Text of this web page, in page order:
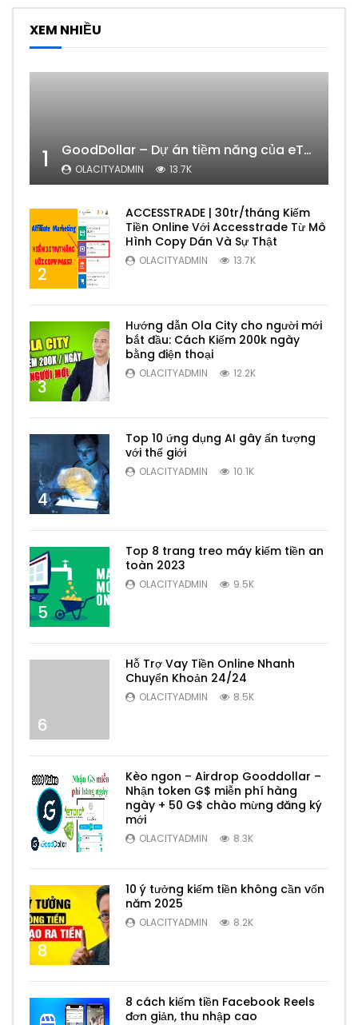
XEM NHIỀU
1 GoodDollar – Dự án tiềm năng của eToro có phải lừa đảo hay không?
OLACITYADMIN 13.7K
2
ACCESSTRADE | 30tr/tháng Kiếm
Tiền Online Với Accesstrade Từ Mô
Hình Copy Dán Và Sự Thật
OLACITYADMIN 13.7K
3
Hướng dẫn Ola City cho người mới
bắt đầu: Cách Kiếm 200k ngày
bằng điện thoại
OLACITYADMIN 12.2K
4
Top 10 ứng dụng AI gây ấn tượng
với thế giới
OLACITYADMIN 10.1K
5
Top 8 trang treo máy kiếm tiền an
toàn 2023
OLACITYADMIN 9.5K
6
Hỗ Trợ Vay Tiền Online Nhanh
Chuyển Khoản 24/24
OLACITYADMIN 8.5K
7
Kèo ngon – Airdrop Gooddollar –
Nhận token G$ miễn phí hàng
ngày + 50 G$ chào mừng đăng ký
mới
OLACITYADMIN 8.3K
8
10 ý tưởng kiếm tiền không cần vốn
năm 2025
OLACITYADMIN 8.2K
8 cách kiếm tiền Facebook Reels
đơn giản, thu nhập cao